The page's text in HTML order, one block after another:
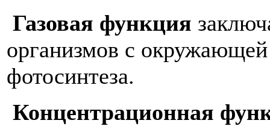
Газовая функция
организмов с
фотосинтеза.
Концентрационная